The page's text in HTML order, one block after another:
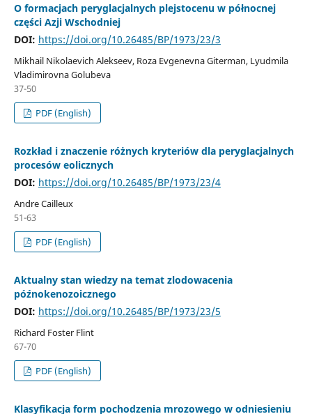
O formacjach peryglacjalnych plejstocenu w północnej
części Azji Wschodniej
DOI: https://doi.org/10.26485/BP/1973/23/3
Mikhail Nikolaevich Alekseev, Roza Evgenevna Giterman, Lyudmila
Vladimirovna Golubeva
37-50
PDF (English)
Rozkład i znaczenie różnych kryteriów dla peryglacjalnych
procesów eolicznych
DOI: https://doi.org/10.26485/BP/1973/23/4
Andre Cailleux
51-63
PDF (English)
Aktualny stan wiedzy na temat zlodowacenia
późnokenozoicznego
DOI: https://doi.org/10.26485/BP/1973/23/5
Richard Foster Flint
67-70
PDF (English)
Klasyfikacja form pochodzenia mrozowego w odniesieniu